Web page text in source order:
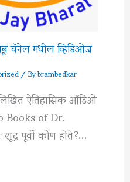
चॅनेल मधील व्हिडिओज
/ Bybrambedkar
ऐतिहासिक ऑडिओ
of Dr.
पूर्वी कोण होते?…